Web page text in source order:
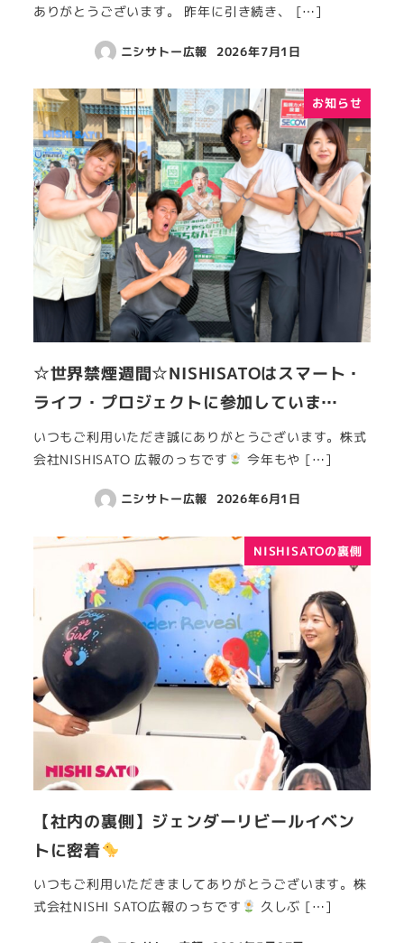
ありがとうございます。 昨年に引き続き、 […]
ニシサトー広報 2026年7月1日
お知らせ
☆世界禁煙週間☆NISHISATOはスマート・
ライフ・プロジェクトに参加していま…
いつもご利用いただき誠にありがとうございます。株式
会社NISHISATO 広報のっちです
今年もや […]
ニシサトー広報 2026年6月1日
NISHISATOの裏側
【社内の裏側】ジェンダーリビールイベン
トに密着
いつもご利用いただきましてありがとうございます。株
式会社NISHI SATO広報のっちです
久しぶ […]